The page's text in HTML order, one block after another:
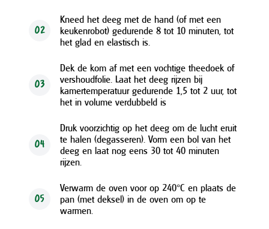
02
Kneed het deeg met de hand (of met een
keukenrobot) gedurende 8 tot 10 minuten, tot
het glad en elastisch is.
03
Dek de kom af met een vochtige theedoek of
vershoudfolie. Laat het deeg rijzen bij
kamertemperatuur gedurende 1,5 tot 2 uur, tot
het in volume verdubbeld is
04
Druk voorzichtig op het deeg om de lucht eruit
te halen (degasseren). Vorm een bol van het
deeg en laat nog eens 30 tot 40 minuten
rijzen.
05
Verwarm de oven voor op 240°C en plaats de
pan (met deksel) in de oven om op te
warmen.